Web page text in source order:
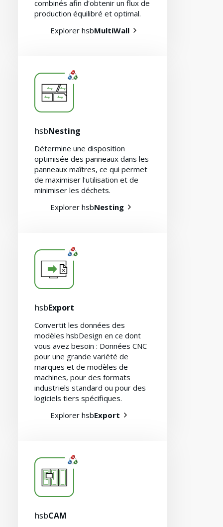
Carrières
combinés afin d'obtenir un flux de
production équilibré et optimal.
Explorer hsbMultiWall
hsbNesting
Détermine une disposition
optimisée des panneaux dans les
panneaux maîtres, ce qui permet
de maximiser l'utilisation et de
minimiser les déchets.
Explorer hsbNesting
hsbExport
Convertit les données des
modèles hsbDesign en ce dont
vous avez besoin : Données CNC
pour une grande variété de
marques et de modèles de
machines, pour des formats
industriels standard ou pour des
logiciels tiers spécifiques.
Explorer hsbExport
hsbCAM